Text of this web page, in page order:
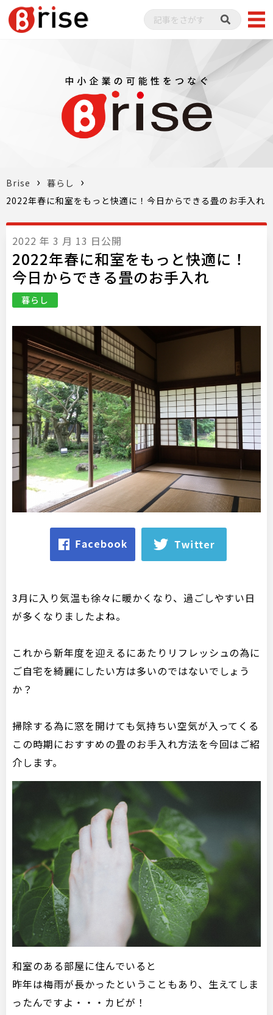
Brise
暮らし
2022年春に和室をもっと快適に！今日からできる畳のお手入れ
2022 年 3 月 13 日公開
2022年春に和室をもっと快適に！
今日からできる畳のお手入れ
暮らし
3月に入り気温も徐々に暖かくなり、過ごしやすい日
が多くなりましたよね。
これから新年度を迎えるにあたりリフレッシュの為に
ご自宅を綺麗にしたい方は多いのではないでしょう
か？
掃除する為に窓を開けても気持ちい空気が入ってくる
この時期におすすめの畳のお手入れ方法を今回はご紹
介します。
和室のある部屋に住んでいると
昨年は梅雨が長かったということもあり、生えてしま
ったんですよ・・・カビが！